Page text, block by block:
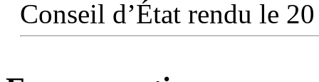
Conseil d’État rendu le